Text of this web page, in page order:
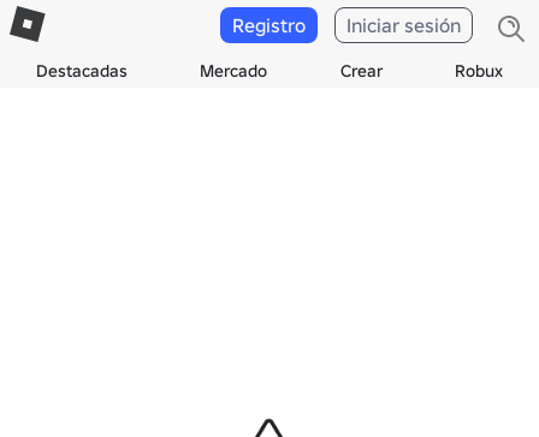
Destacadas Mercado Crear Robux
Registro Iniciar sesión